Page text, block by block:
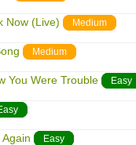
Now (Live) Medium
Medium
You Were Trouble Easy
Easy